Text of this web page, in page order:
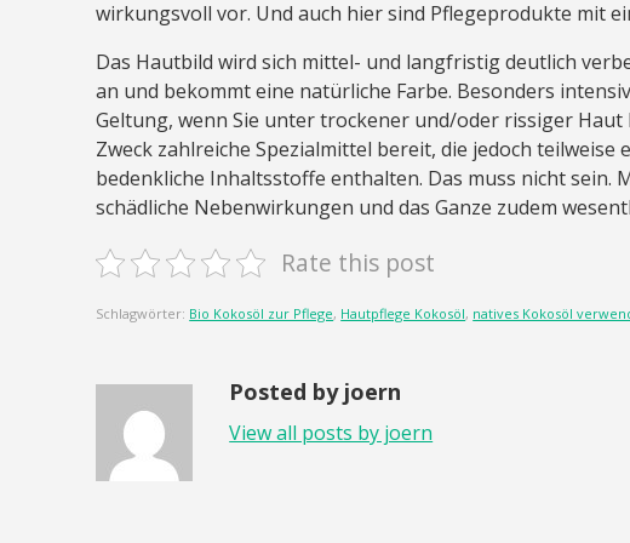
wirkungsvoll vor. Und auch hier sind Pflegeprodukte mit
Das Hautbild wird sich mittel- und langfristig deutlich
an und bekommt eine natürliche Farbe. Besonders
Geltung, wenn Sie unter trockener und/oder rissiger
Zweck zahlreiche Spezialmittel bereit, die jedoch
bedenkliche Inhaltsstoffe enthalten. Das muss nicht sein.
schädliche Nebenwirkungen und das Ganze zudem
Rate this post
Schlagwörter: Bio Kokosöl zur Pflege, Hautpflege Kokosöl, natives Kokosöl
Posted by joern
View all posts by joern